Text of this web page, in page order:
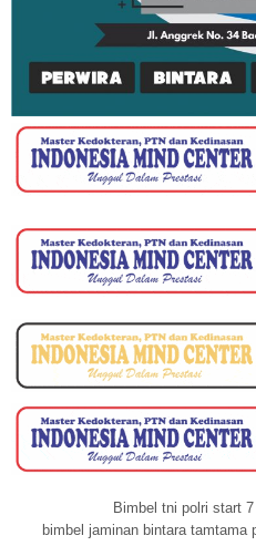
Bimbel tni polri start
bimbel jaminan bintara